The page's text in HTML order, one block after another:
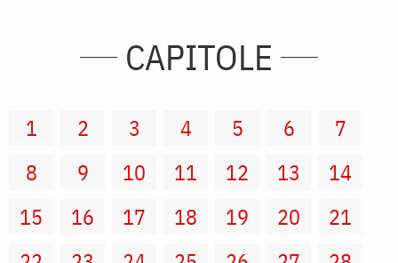
CAPITOLE
1 2 3 4 5 6
7
8
9 10 11 12 13
14
15
16 17 18 19 20
21